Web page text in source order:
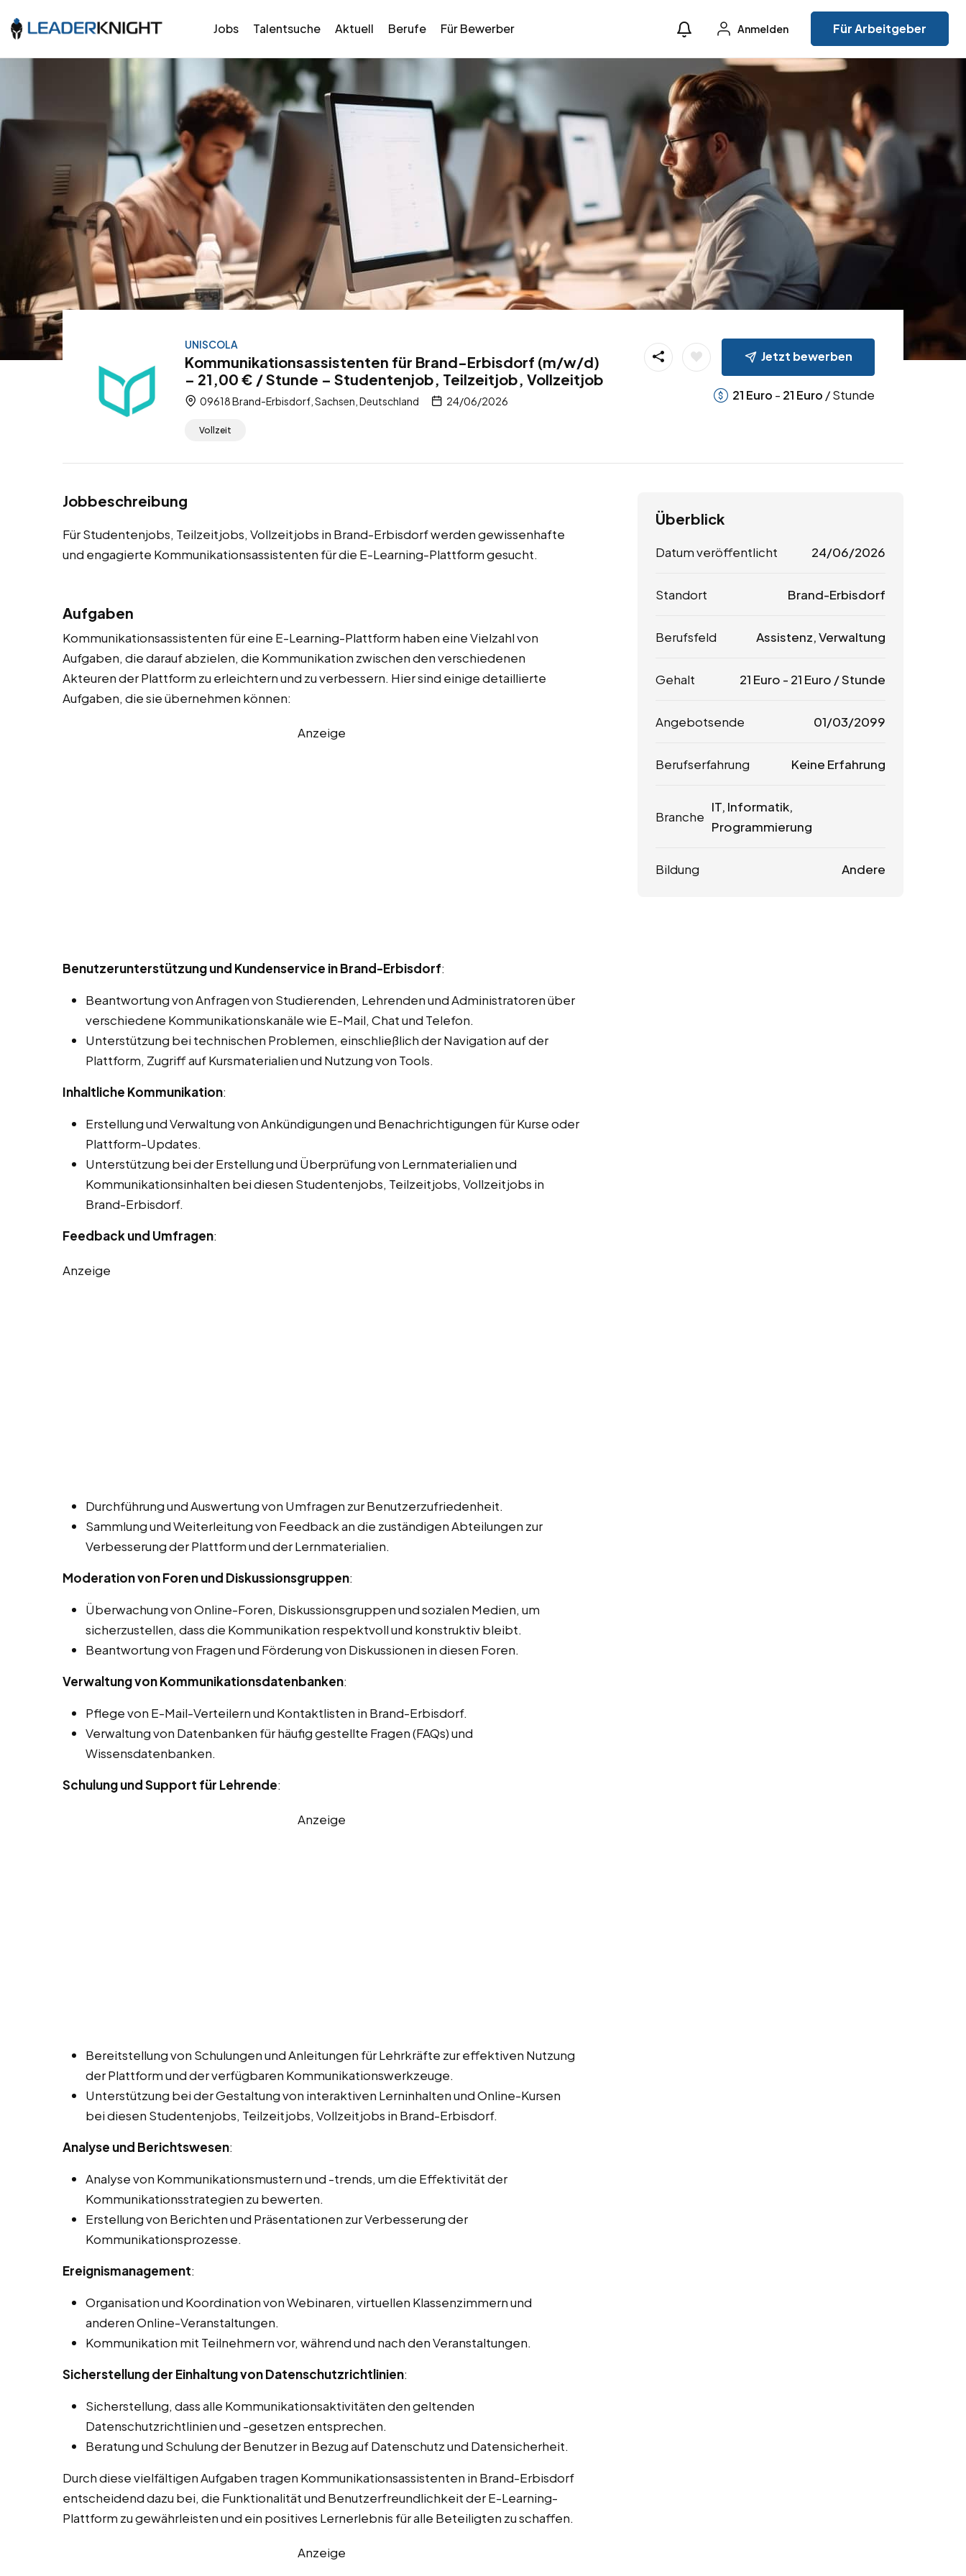
Jobs Talentsuche Aktuell Berufe Für Bewerber Anmelden Für Arbeitgeber
UNISCOLA
Kommunikationsassistenten für Brand-Erbisdorf (m/w/d)
– 21,00 € / Stunde – Studentenjob, Teilzeitjob, Vollzeitjob
09618 Brand-Erbisdorf, Sachsen, Deutschland 24/06/2026
Vollzeit
Jetzt bewerben
21 Euro - 21 Euro / Stunde
Jobbeschreibung
Für Studentenjobs, Teilzeitjobs, Vollzeitjobs in Brand-Erbisdorf werden gewissenhafte
und engagierte Kommunikationsassistenten für die E-Learning-Plattform gesucht.
Aufgaben
Kommunikationsassistenten für eine E-Learning-Plattform haben eine Vielzahl von
Aufgaben, die darauf abzielen, die Kommunikation zwischen den verschiedenen
Akteuren der Plattform zu erleichtern und zu verbessern. Hier sind einige detaillierte
Aufgaben, die sie übernehmen können:
Anzeige
Benutzerunterstützung und Kundenservice in Brand-Erbisdorf:
Beantwortung von Anfragen von Studierenden, Lehrenden und Administratoren über
verschiedene Kommunikationskanäle wie E-Mail, Chat und Telefon.
Unterstützung bei technischen Problemen, einschließlich der Navigation auf der
Plattform, Zugriff auf Kursmaterialien und Nutzung von Tools.
Inhaltliche Kommunikation:
Erstellung und Verwaltung von Ankündigungen und Benachrichtigungen für Kurse oder
Plattform-Updates.
Unterstützung bei der Erstellung und Überprüfung von Lernmaterialien und
Kommunikationsinhalten bei diesen Studentenjobs, Teilzeitjobs, Vollzeitjobs in
Brand-Erbisdorf.
Feedback und Umfragen:
Anzeige
Durchführung und Auswertung von Umfragen zur Benutzerzufriedenheit.
Sammlung und Weiterleitung von Feedback an die zuständigen Abteilungen zur
Verbesserung der Plattform und der Lernmaterialien.
Moderation von Foren und Diskussionsgruppen:
Überwachung von Online-Foren, Diskussionsgruppen und sozialen Medien, um
sicherzustellen, dass die Kommunikation respektvoll und konstruktiv bleibt.
Beantwortung von Fragen und Förderung von Diskussionen in diesen Foren.
Verwaltung von Kommunikationsdatenbanken:
Pflege von E-Mail-Verteilern und Kontaktlisten in Brand-Erbisdorf.
Verwaltung von Datenbanken für häufig gestellte Fragen (FAQs) und
Wissensdatenbanken.
Schulung und Support für Lehrende:
Anzeige
Bereitstellung von Schulungen und Anleitungen für Lehrkräfte zur effektiven Nutzung
der Plattform und der verfügbaren Kommunikationswerkzeuge.
Unterstützung bei der Gestaltung von interaktiven Lerninhalten und Online-Kursen
bei diesen Studentenjobs, Teilzeitjobs, Vollzeitjobs in Brand-Erbisdorf.
Analyse und Berichtswesen:
Analyse von Kommunikationsmustern und -trends, um die Effektivität der
Kommunikationsstrategien zu bewerten.
Erstellung von Berichten und Präsentationen zur Verbesserung der
Kommunikationsprozesse.
Ereignismanagement:
Organisation und Koordination von Webinaren, virtuellen Klassenzimmern und
anderen Online-Veranstaltungen.
Kommunikation mit Teilnehmern vor, während und nach den Veranstaltungen.
Sicherstellung der Einhaltung von Datenschutzrichtlinien:
Sicherstellung, dass alle Kommunikationsaktivitäten den geltenden
Datenschutzrichtlinien und -gesetzen entsprechen.
Beratung und Schulung der Benutzer in Bezug auf Datenschutz und Datensicherheit.
Durch diese vielfältigen Aufgaben tragen Kommunikationsassistenten in Brand-Erbisdorf
entscheidend dazu bei, die Funktionalität und Benutzerfreundlichkeit der E-Learning-
Plattform zu gewährleisten und ein positives Lernerlebnis für alle Beteiligten zu schaffen.
Anzeige
Überblick
Datum veröffentlicht 24/06/2026
Standort Brand-Erbisdorf
Berufsfeld Assistenz, Verwaltung
Gehalt 21 Euro - 21 Euro / Stunde
Angebotsende 01/03/2099
Berufserfahrung Keine Erfahrung
Branche
IT, Informatik,
Programmierung
Bildung Andere